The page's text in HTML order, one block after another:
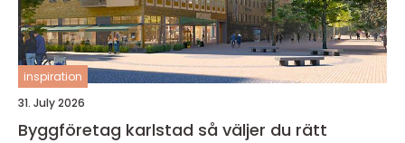
inspiration
31. July 2026
Byggföretag karlstad så väljer du rätt